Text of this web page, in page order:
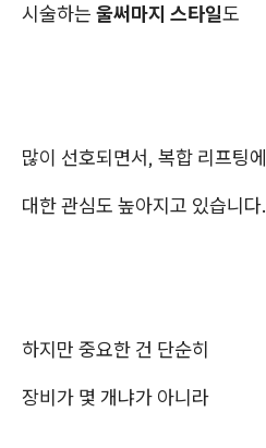
시술하는 울써마지 스타일도
많이 선호되면서, 복합 리프팅에
대한 관심도 높아지고 있습니다.
하지만 중요한 건 단순히
장비가 몇 개냐가 아니라